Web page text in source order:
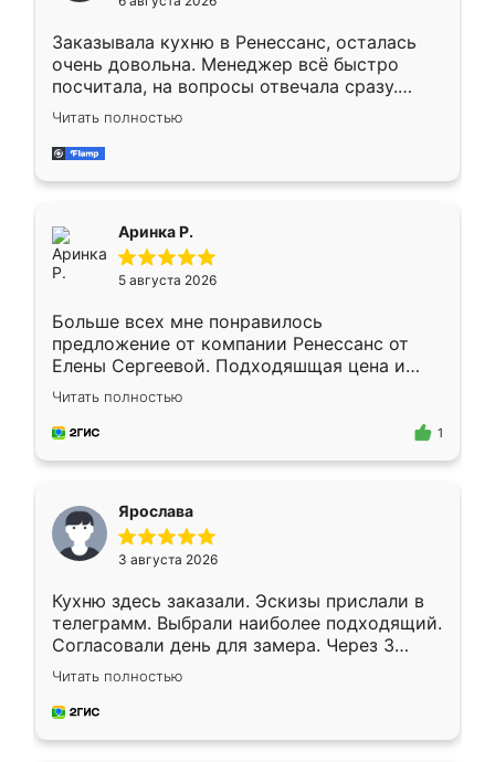
мебели буду заказывать только здесь.
Заказывала кухню в Ренессанс, осталась
очень довольна. Менеджер всё быстро
посчитала, на вопросы отвечала сразу.
Замерщик приехал в субботу, подошёл к
делу со всей ответственностью. Собрали
за день, ребята работали аккуратно, даже
Читать полностью
Аринка Р.
5 августа 2026
Больше всех мне понравилось
предложение от компании Ренессанс от
Елены Сергеевой. Подходяшщая цена и
короткие сроки изготовления. Приехавший
для замера сотрудник Владислав
предложил по моему эскизу самый
Читать полностью
1
Ярослава
3 августа 2026
Кухню здесь заказали. Эскизы прислали в
телеграмм. Выбрали наиболее подходящий.
Согласовали день для замера. Через 3
недели кухня была уже готова. Остались
довольны работой. Спасибо Ренессанс
мебель за качественную работу!
Читать полностью